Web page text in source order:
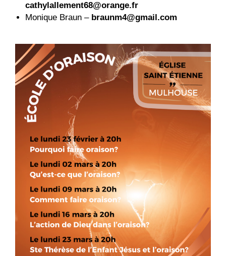
cathylallement68@orange.fr
Monique Braun – braunm4@gmail.com